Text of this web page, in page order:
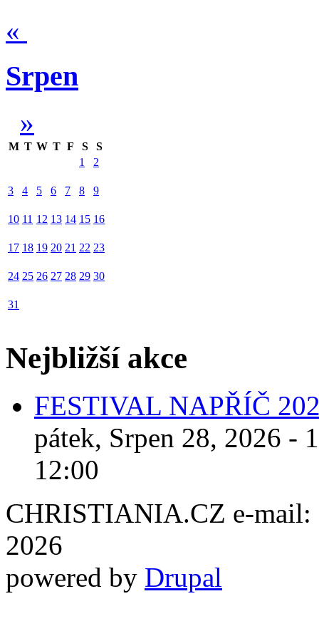
«
Srpen
»
M T W T F S
S
1
2
3 4 5 6 7 8 9
10 11 12 13 14 15 16
17 18 19 20 21 22 23
24 25 26 27 28 29 30
31
Nejbližší akce
FESTIVAL NAPŘÍČ
pátek, Srpen 28, 2026 -
12:00
CHRISTIANIA.CZ e-mail:
2026
powered by Drupal